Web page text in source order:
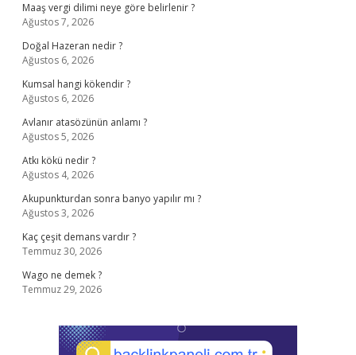
Maaş vergi dilimi neye göre belirlenir ?
Ağustos 7, 2026
Doğal Hazeran nedir ?
Ağustos 6, 2026
Kumsal hangi kökendir ?
Ağustos 6, 2026
Avlanır atasözünün anlamı ?
Ağustos 5, 2026
Atkı kökü nedir ?
Ağustos 4, 2026
Akupunkturdan sonra banyo yapılır mı ?
Ağustos 3, 2026
Kaç çeşit demans vardır ?
Temmuz 30, 2026
Wago ne demek ?
Temmuz 29, 2026